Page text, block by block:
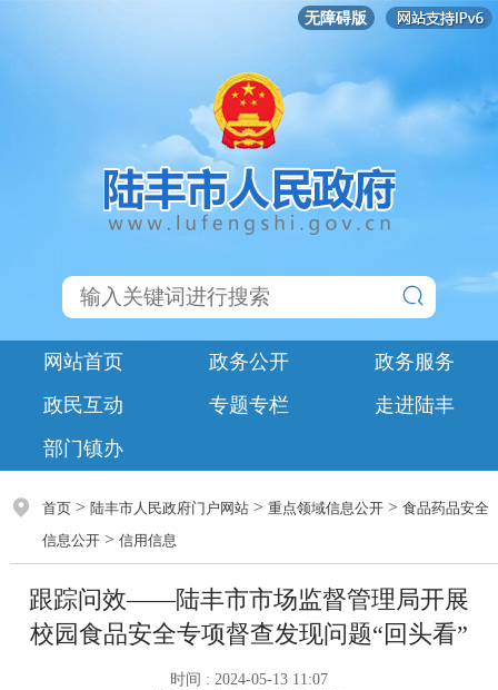
无障碍版
网站首页 政务公开
政务服务
政民互动
专题专栏
走进陆丰
部门镇办
首页> 陆丰市人民政府门户网站> 重点领域信息公开> 食品药品安全
信息公开> 信用信息
跟踪问效——陆丰市市场监督管理局开展
校园食品安全专项督查发现问题“回头看”
时间 : 2024-05-13 11:07